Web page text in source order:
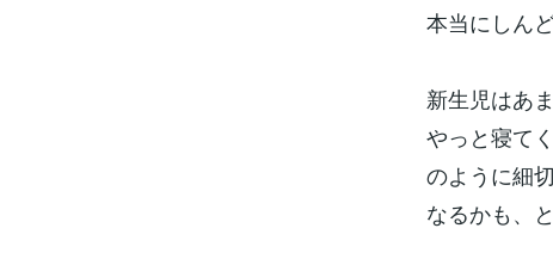
本当にしん
新生児はあ
やっと寝て
のように細
なるかも、